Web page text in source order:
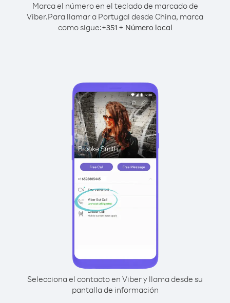
Marca el número en el teclado de marcado de
Viber.Para llamar a Portugal desde China, marca
como sigue:+351+ Número local
Selecciona el contacto en Viber y llama desde su
pantalla de información